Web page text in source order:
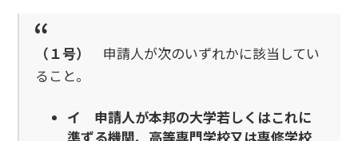
（１号）
申請人が次のいずれかに該当してい
ること。
イ
申請人が本邦の大学若しくはこれに